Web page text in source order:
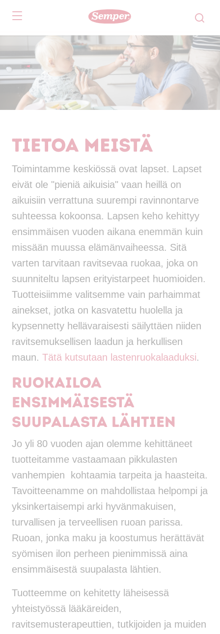
Skip to main content
Tietoa meistä
Toimintamme keskiössä ovat lapset. Lapset
eivät ole "pieniä aikuisia" vaan heillä on
aikuisiin verrattuna suurempi ravinnontarve
suhteessa kokoonsa. Lapsen keho kehittyy
ensimmäisen vuoden aikana enemmän kuin
missään muussa elämänvaiheessa. Sitä
varten tarvitaan ravitsevaa ruokaa, joka on
suunniteltu lapsen erityistarpeet huomioiden.
Tuotteisiimme valitsemme vain parhaimmat
ainekset, jotka on kasvatettu huolella ja
kypsennetty hellävaraisesti säilyttäen niiden
ravitsemuksellisen laadun ja herkullisen
maun. Tätä kutsutaan lastenruokalaaduksi.
Ruokailoa
ensimmäisestä
suupalasta lähtien
Jo yli 80 vuoden ajan olemme kehittäneet
tuotteitamme vastaamaan pikkulasten
vanhempien kohtaamia tarpeita ja haasteita.
Tavoitteenamme on mahdollistaa helpompi ja
yksinkertaisempi arki hyvänmakuisen,
turvallisen ja terveellisen ruoan parissa.
Ruoan, jonka maku ja koostumus herättävät
syömisen ilon perheen pienimmissä aina
ensimmäisestä suupalasta lähtien.
Tuotteemme on kehitetty läheisessä
yhteistyössä lääkäreiden,
ravitsemusterapeuttien, tutkijoiden ja muiden